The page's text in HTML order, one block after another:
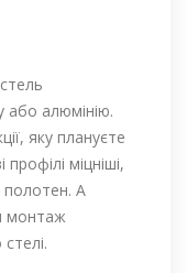
або алюмінію.
яку плануєте
міцніші,
полотен. А
монтаж